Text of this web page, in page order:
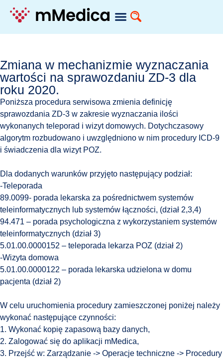
Zmiana w mechanizmie wyznaczania
wartości na sprawozdaniu ZD-3 dla
roku 2020.
Poniższa procedura serwisowa zmienia definicję
sprawozdania ZD-3 w zakresie wyznaczania ilości
wykonanych teleporad i wizyt domowych. Dotychczasowy
algorytm rozbudowano i uwzględniono w nim procedury ICD-9
i świadczenia dla wizyt POZ.
Dla dodanych warunków przyjęto następujący podział:
-Teleporada
89.0099- porada lekarska za pośrednictwem systemów
teleinformatycznych lub systemów łączności, (dział 2,3,4)
94.471 – porada psychologiczna z wykorzystaniem systemów
teleinformatycznych (dział 3)
5.01.00.0000152 – teleporada lekarza POZ (dział 2)
-Wizyta domowa
5.01.00.0000122 – porada lekarska udzielona w domu
pacjenta (dział 2)
W celu uruchomienia procedury zamieszczonej poniżej należy
wykonać następujące czynności:
1. Wykonać kopię zapasową bazy danych,
2. Zalogować się do aplikacji mMedica,
3. Przejść w: Zarządzanie -> Operacje techniczne -> Procedury